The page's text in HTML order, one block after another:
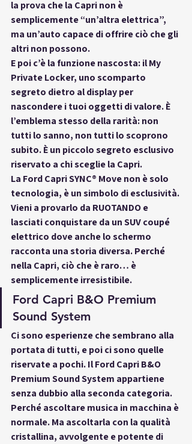
la prova che la Capri non è
semplicemente “un’altra elettrica”,
ma un’auto capace di offrire ciò che gli
altri non possono.
E poi c’è la funzione nascosta: il My
Private Locker, uno scomparto
segreto dietro al display per
nascondere i tuoi oggetti di valore. È
l’emblema stesso della rarità: non
tutti lo sanno, non tutti lo scoprono
subito. È un piccolo segreto esclusivo
riservato a chi sceglie la Capri.
La Ford Capri SYNC® Move non è solo
tecnologia, è un simbolo di esclusività.
Vieni a provarlo da RUOTANDO e
lasciati conquistare da un SUV coupé
elettrico dove anche lo schermo
racconta una storia diversa. Perché
nella Capri, ciò che è raro… è
semplicemente irresistibile.
Ford Capri B&O Premium
Sound System
Ci sono esperienze che sembrano alla
portata di tutti, e poi ci sono quelle
riservate a pochi. Il Ford Capri B&O
Premium Sound System appartiene
senza dubbio alla seconda categoria.
Perché ascoltare musica in macchina è
normale. Ma ascoltarla con la qualità
cristallina, avvolgente e potente di